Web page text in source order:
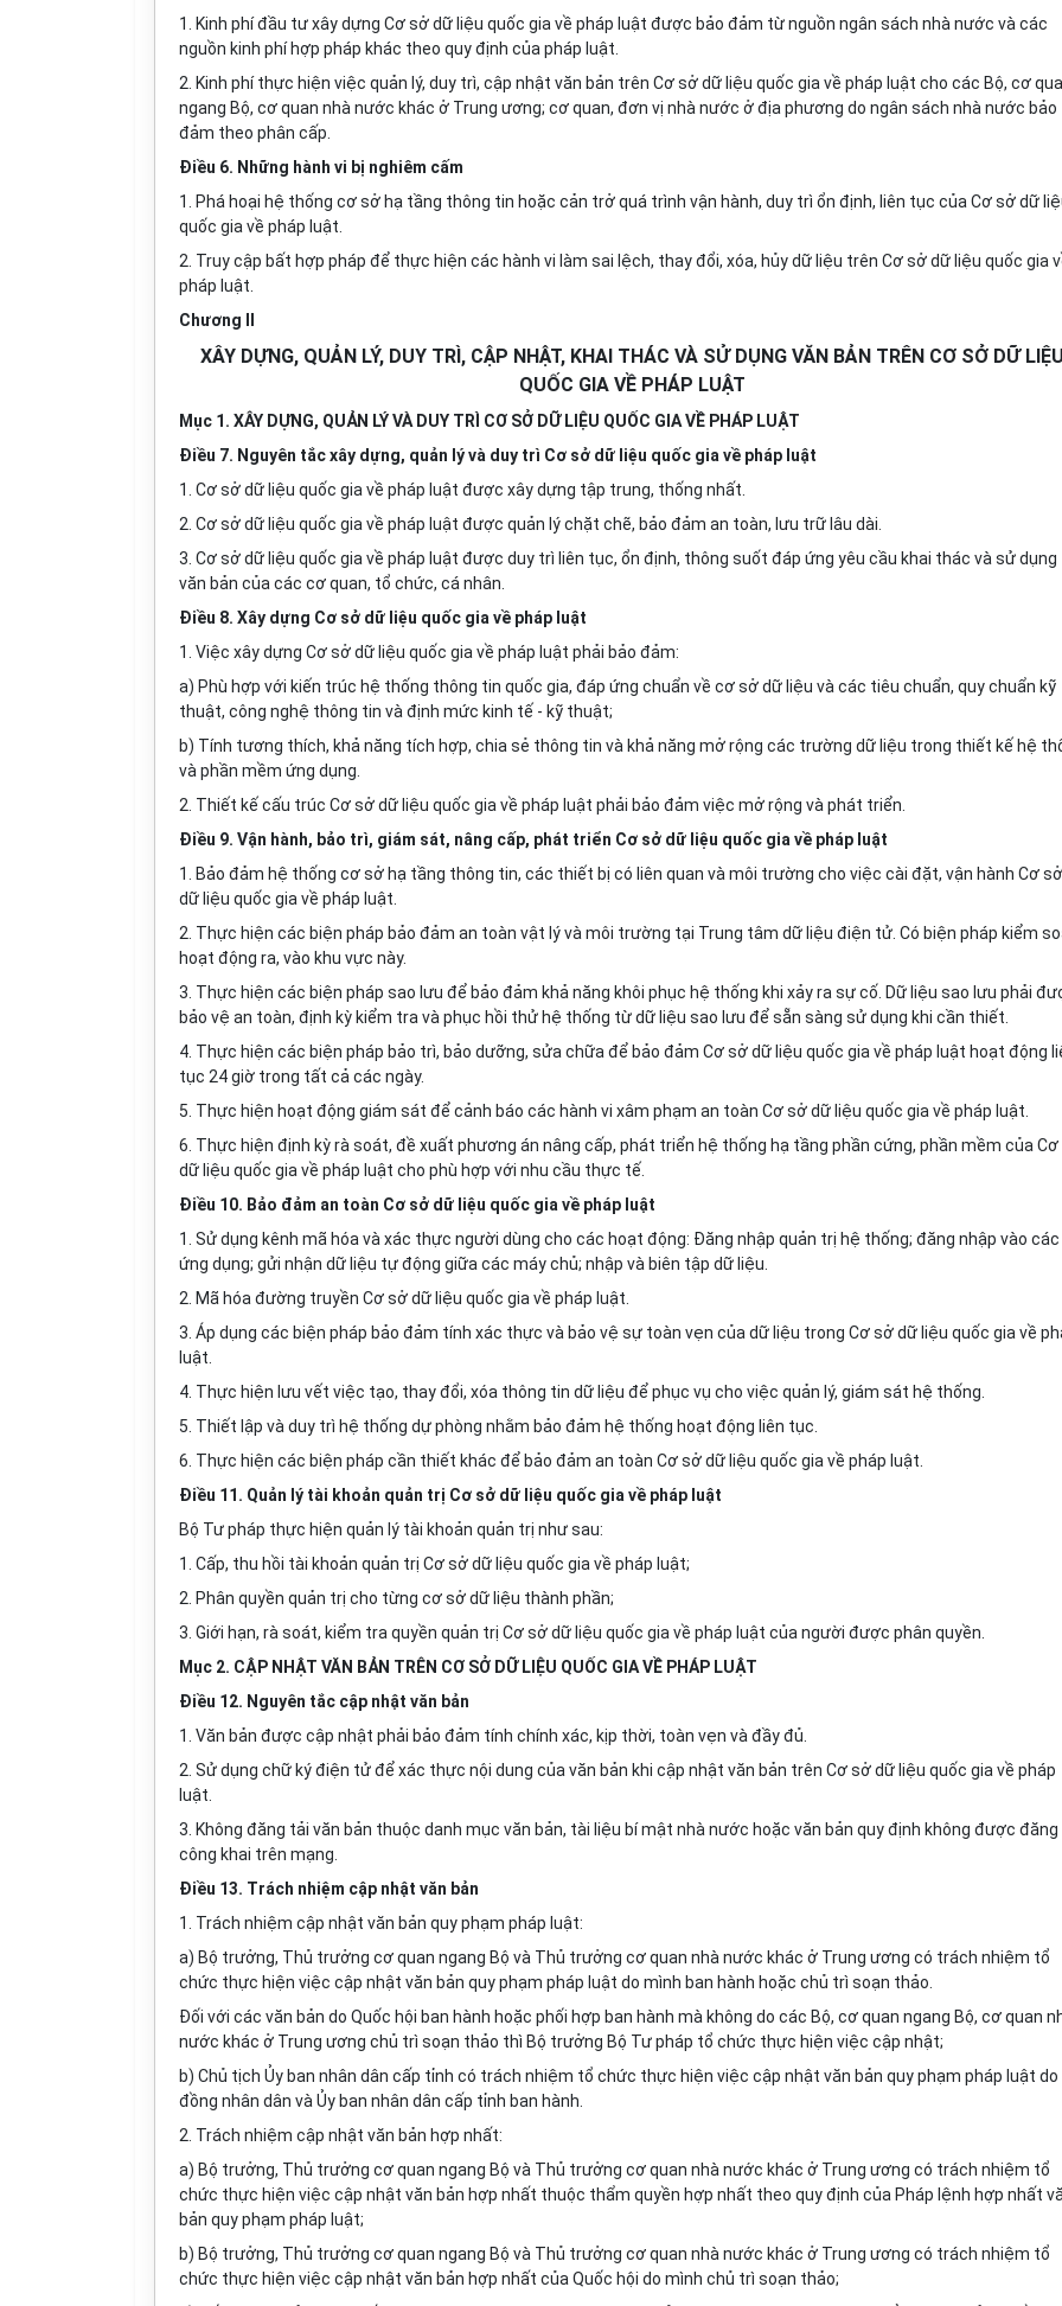
1. Kinh phí đầu tư xây dựng Cơ sở dữ liệu quốc gia về pháp luật được bảo đảm từ nguồn ngân sách nhà nước và các
nguồn kinh phí hợp pháp khác theo quy định của pháp luật.
2. Kinh phí thực hiện việc quản lý, duy trì, cập nhật văn bản trên Cơ sở dữ liệu quốc gia về pháp luật cho các Bộ, cơ
ngang Bộ, cơ quan nhà nước khác ở Trung ương; cơ quan, đơn vị nhà nước ở địa phương do ngân sách nhà nước bảo
đảm theo phân cấp.
Điều 6. Những hành vi bị nghiêm cấm
1. Phá hoại hệ thống cơ sở hạ tầng thông tin hoặc cản trở quá trình vận hành, duy trì ổn định, liên tục của Cơ sở dữ
quốc gia về pháp luật.
2. Truy cập bất hợp pháp để thực hiện các hành vi làm sai lệch, thay đổi, xóa, hủy dữ liệu trên Cơ sở dữ liệu quốc gia
pháp luật.
Chương II
XÂY DỰNG, QUẢN LÝ, DUY TRÌ, CẬP NHẬT, KHAI THÁC VÀ SỬ DỤNG VĂN BẢN TRÊN CƠ SỞ DỮ
QUỐC GIA VỀ PHÁP LUẬT
Mục 1. XÂY DỰNG, QUẢN LÝ VÀ DUY TRÌ CƠ SỞ DỮ LIỆU QUỐC GIA VỀ PHÁP LUẬT
Điều 7. Nguyên tắc xây dựng, quản lý và duy trì Cơ sở dữ liệu quốc gia về pháp luật
1. Cơ sở dữ liệu quốc gia về pháp luật được xây dựng tập trung, thống nhất.
2. Cơ sở dữ liệu quốc gia về pháp luật được quản lý chặt chẽ, bảo đảm an toàn, lưu trữ lâu dài.
3. Cơ sở dữ liệu quốc gia về pháp luật được duy trì liên tục, ổn định, thông suốt đáp ứng yêu cầu khai thác và sử dụng
văn bản của các cơ quan, tổ chức, cá nhân.
Điều 8. Xây dựng Cơ sở dữ liệu quốc gia về pháp luật
1. Việc xây dựng Cơ sở dữ liệu quốc gia về pháp luật phải bảo đảm:
a) Phù hợp với kiến trúc hệ thống thông tin quốc gia, đáp ứng chuẩn về cơ sở dữ liệu và các tiêu chuẩn, quy chuẩn kỹ
thuật, công nghệ thông tin và định mức kinh tế - kỹ thuật;
b) Tính tương thích, khả năng tích hợp, chia sẻ thông tin và khả năng mở rộng các trường dữ liệu trong thiết kế hệ
và phần mềm ứng dụng.
2. Thiết kế cấu trúc Cơ sở dữ liệu quốc gia về pháp luật phải bảo đảm việc mở rộng và phát triển.
Điều 9. Vận hành, bảo trì, giám sát, nâng cấp, phát triển Cơ sở dữ liệu quốc gia về pháp luật
1. Bảo đảm hệ thống cơ sở hạ tầng thông tin, các thiết bị có liên quan và môi trường cho việc cài đặt, vận hành Cơ sở
dữ liệu quốc gia về pháp luật.
2. Thực hiện các biện pháp bảo đảm an toàn vật lý và môi trường tại Trung tâm dữ liệu điện tử. Có biện pháp kiểm
hoạt động ra, vào khu vực này.
3. Thực hiện các biện pháp sao lưu để bảo đảm khả năng khôi phục hệ thống khi xảy ra sự cố. Dữ liệu sao lưu phải
bảo vệ an toàn, định kỳ kiểm tra và phục hồi thử hệ thống từ dữ liệu sao lưu để sẵn sàng sử dụng khi cần thiết.
4. Thực hiện các biện pháp bảo trì, bảo dưỡng, sửa chữa để bảo đảm Cơ sở dữ liệu quốc gia về pháp luật hoạt động
tục 24 giờ trong tất cả các ngày.
5. Thực hiện hoạt động giám sát để cảnh báo các hành vi xâm phạm an toàn Cơ sở dữ liệu quốc gia về pháp luật.
6. Thực hiện định kỳ rà soát, đề xuất phương án nâng cấp, phát triển hệ thống hạ tầng phần cứng, phần mềm của
dữ liệu quốc gia về pháp luật cho phù hợp với nhu cầu thực tế.
Điều 10. Bảo đảm an toàn Cơ sở dữ liệu quốc gia về pháp luật
1. Sử dụng kênh mã hóa và xác thực người dùng cho các hoạt động: Đăng nhập quản trị hệ thống; đăng nhập vào các
ứng dụng; gửi nhận dữ liệu tự động giữa các máy chủ; nhập và biên tập dữ liệu.
2. Mã hóa đường truyền Cơ sở dữ liệu quốc gia về pháp luật.
3. Áp dụng các biện pháp bảo đảm tính xác thực và bảo vệ sự toàn vẹn của dữ liệu trong Cơ sở dữ liệu quốc gia về
luật.
4. Thực hiện lưu vết việc tạo, thay đổi, xóa thông tin dữ liệu để phục vụ cho việc quản lý, giám sát hệ thống.
5. Thiết lập và duy trì hệ thống dự phòng nhằm bảo đảm hệ thống hoạt động liên tục.
6. Thực hiện các biện pháp cần thiết khác để bảo đảm an toàn Cơ sở dữ liệu quốc gia về pháp luật.
Điều 11. Quản lý tài khoản quản trị Cơ sở dữ liệu quốc gia về pháp luật
Bộ Tư pháp thực hiện quản lý tài khoản quản trị như sau:
1. Cấp, thu hồi tài khoản quản trị Cơ sở dữ liệu quốc gia về pháp luật;
2. Phân quyền quản trị cho từng cơ sở dữ liệu thành phần;
3. Giới hạn, rà soát, kiểm tra quyền quản trị Cơ sở dữ liệu quốc gia về pháp luật của người được phân quyền.
Mục 2. CẬP NHẬT VĂN BẢN TRÊN CƠ SỞ DỮ LIỆU QUỐC GIA VỀ PHÁP LUẬT
Điều 12. Nguyên tắc cập nhật văn bản
1. Văn bản được cập nhật phải bảo đảm tính chính xác, kịp thời, toàn vẹn và đầy đủ.
2. Sử dụng chữ ký điện tử để xác thực nội dung của văn bản khi cập nhật văn bản trên Cơ sở dữ liệu quốc gia về pháp
luật.
3. Không đăng tải văn bản thuộc danh mục văn bản, tài liệu bí mật nhà nước hoặc văn bản quy định không được
công khai trên mạng.
Điều 13. Trách nhiệm cập nhật văn bản
1. Trách nhiệm cập nhật văn bản quy phạm pháp luật:
a) Bộ trưởng, Thủ trưởng cơ quan ngang Bộ và Thủ trưởng cơ quan nhà nước khác ở Trung ương có trách nhiệm tổ
chức thực hiện việc cập nhật văn bản quy phạm pháp luật do mình ban hành hoặc chủ trì soạn thảo.
Đối với các văn bản do Quốc hội ban hành hoặc phối hợp ban hành mà không do các Bộ, cơ quan ngang Bộ, cơ quan
nước khác ở Trung ương chủ trì soạn thảo thì Bộ trưởng Bộ Tư pháp tổ chức thực hiện việc cập nhật;
b) Chủ tịch Ủy ban nhân dân cấp tỉnh có trách nhiệm tổ chức thực hiện việc cập nhật văn bản quy phạm pháp luật do
đồng nhân dân và Ủy ban nhân dân cấp tỉnh ban hành.
2. Trách nhiệm cập nhật văn bản hợp nhất:
a) Bộ trưởng, Thủ trưởng cơ quan ngang Bộ và Thủ trưởng cơ quan nhà nước khác ở Trung ương có trách nhiệm tổ
chức thực hiện việc cập nhật văn bản hợp nhất thuộc thẩm quyền hợp nhất theo quy định của Pháp lệnh hợp nhất
bản quy phạm pháp luật;
b) Bộ trưởng, Thủ trưởng cơ quan ngang Bộ và Thủ trưởng cơ quan nhà nước khác ở Trung ương có trách nhiệm tổ
chức thực hiện việc cập nhật văn bản hợp nhất của Quốc hội do mình chủ trì soạn thảo;